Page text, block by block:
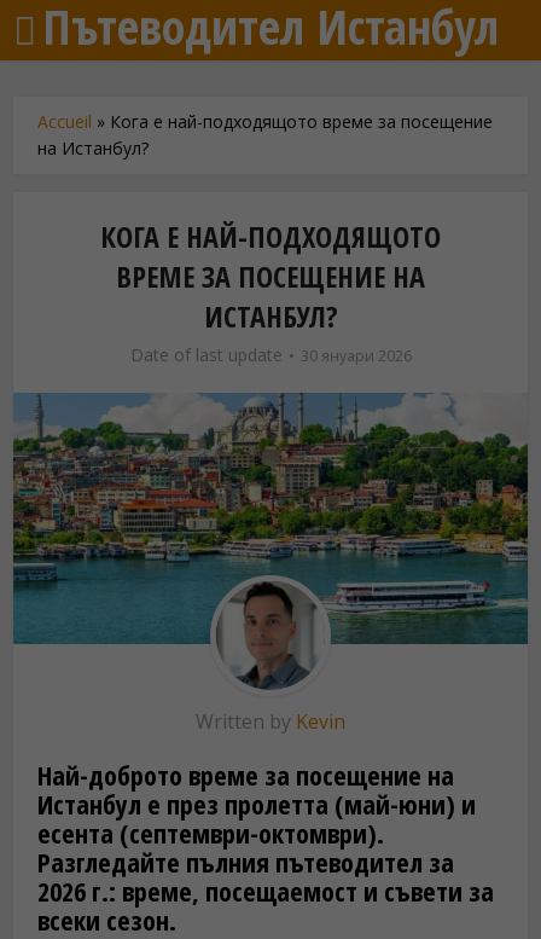
Пътеводител Истанбул
Accueil » Кога е най-подходящото време за посещение
на Истанбул?
КОГА Е НАЙ-ПОДХОДЯЩОТО
ВРЕМЕ ЗА ПОСЕЩЕНИЕ НА
ИСТАНБУЛ?
Date of last update 30 януари 2026
Written by Kevin
Най-доброто време за посещение на
Истанбул е през пролетта (май-юни) и
есента (септември-октомври).
Разгледайте пълния пътеводител за
2026 г.: време, посещаемост и съвети за
всеки сезон.